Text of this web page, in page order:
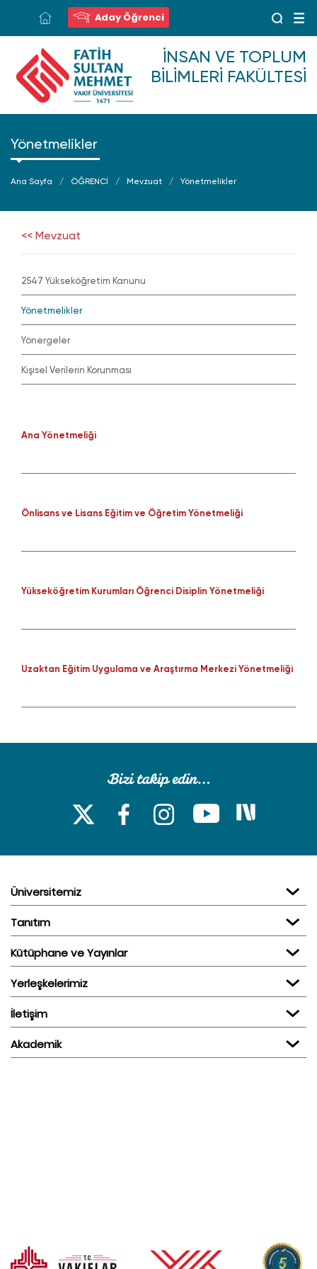
Aday Öğrenci
İNSAN VE TOPLUM
BILIMLERI FAKÜLTESI
Yönetmelikler
Ana Sayfa ÖĞRENCİ Mevzuat Yönetmelikler
<< Mevzuat
2547 Yükseköğretim Kanunu
Yönetmelikler
Yönergeler
Kişisel Verilerin Korunması
Ana Yönetmeliği
Önlisans ve Lisans Eğitim ve Öğretim Yönetmeliği
Yükseköğretim Kurumları Öğrenci Disiplin Yönetmeliği
Uzaktan Eğitim Uygulama ve Araştırma Merkezi Yönetmeliği
Üniversitemiz
Tanıtım
Kütüphane ve Yayınlar
Yerleşkelerimiz
İletişim
Akademik